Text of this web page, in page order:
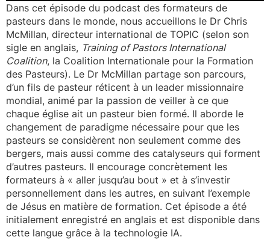
Dans cet épisode du podcast des formateurs de
pasteurs dans le monde, nous accueillons le Dr Chris
McMillan, directeur international de TOPIC (selon son
sigle en anglais, Training of Pastors International
Coalition, la Coalition Internationale pour la Formation
des Pasteurs). Le Dr McMillan partage son parcours,
d’un fils de pasteur réticent à un leader missionnaire
mondial, animé par la passion de veiller à ce que
chaque église ait un pasteur bien formé. Il aborde le
changement de paradigme nécessaire pour que les
pasteurs se considèrent non seulement comme des
bergers, mais aussi comme des catalyseurs qui forment
d’autres pasteurs. Il encourage concrètement les
formateurs à « aller jusqu’au bout » et à s’investir
personnellement dans les autres, en suivant l’exemple
de Jésus en matière de formation. Cet épisode a été
initialement enregistré en anglais et est disponible dans
cette langue grâce à la technologie IA.